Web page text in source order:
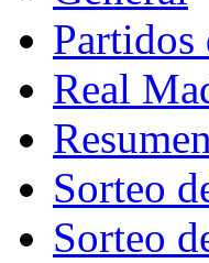
Real
Sorteo
Sorteo